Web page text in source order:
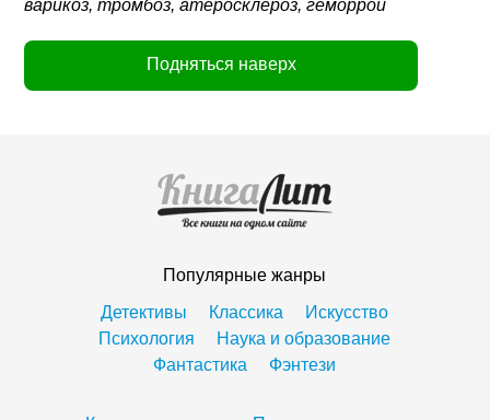
варикоз, тромбоз, атеросклероз, геморрой
Подняться наверх
Популярные жанры
Детективы
Классика
Искусство
Психология
Наука и образование
Фантастика
Фэнтези